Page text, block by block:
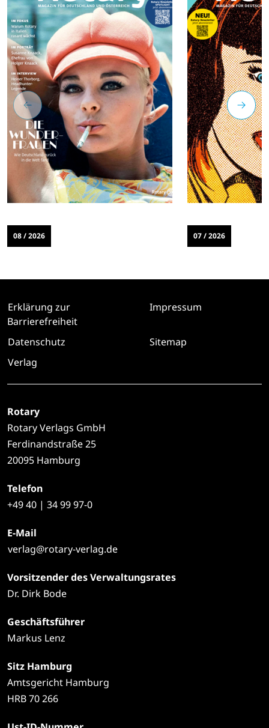
08 / 2026 07 / 2026
Erklärung zur
Barrierefreiheit
Impressum
Datenschutz
Sitemap
Verlag
Rotary
Rotary Verlags GmbH
Ferdinandstraße 25
20095 Hamburg
Telefon
+4940 | 34 99 97-0
E-Mail
verlag@rotary-verlag.de
Vorsitzender des Verwaltungsrates
Dr. Dirk Bode
Geschäftsführer
Markus Lenz
Sitz Hamburg
Amtsgericht Hamburg
HRB 70 266